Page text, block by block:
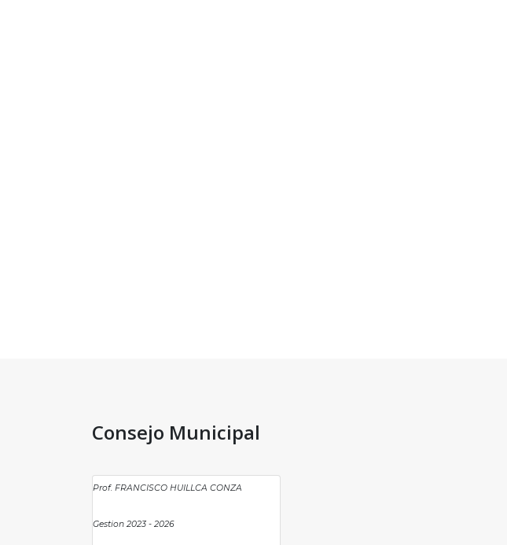
Consejo Municipal
Prof. FRANCISCO HUILLCA CONZA
Gestion 2023 - 2026